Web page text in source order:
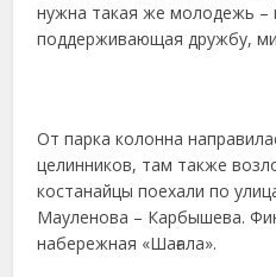
нужна такая же молодежь –
поддерживающая дружбу,
От парка колонна
целинников, там также
костанайцы поехали по
Мауленова – Карбышева.
набережная «Шағала».